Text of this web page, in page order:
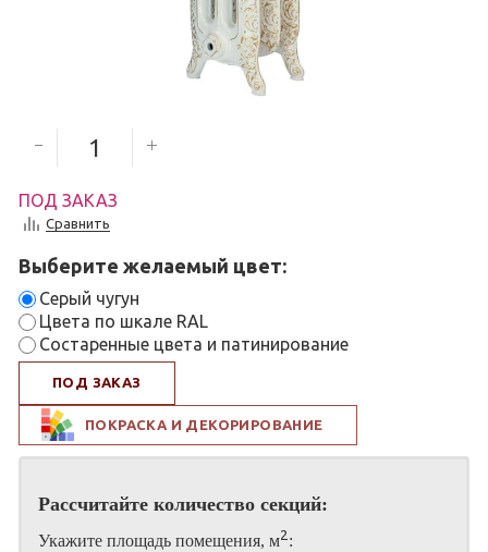
ПОД ЗАКАЗ
Сравнить
Выберите желаемый цвет:
Серый чугун
Цвета по шкале RAL
Состаренные цвета и патинирование
ПОД ЗАКАЗ
ПОКРАСКА И ДЕКОРИРОВАНИЕ
Рассчитайте количество секций:
Укажите площадь помещения, м2 :